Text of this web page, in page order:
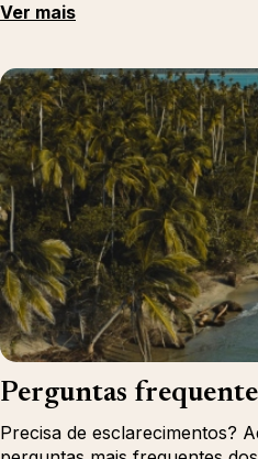
Ver mais
Perguntas
Precisa de esclarecimentos?